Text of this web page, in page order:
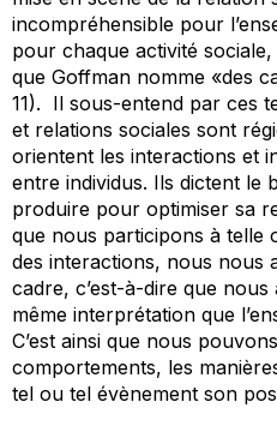
incompréhensible pour
pour chaque activité
que Goffman nomme «des
11). Il sous-entend par ces
et relations sociales sont
orientent les interactions et
entre individus. Ils dictent le
produire pour optimiser sa
que nous participons à telle
des interactions, nous nous
cadre, c’est-à-dire que
même interprétation que
C’est ainsi que nous
comportements, les
tel ou tel évènement son